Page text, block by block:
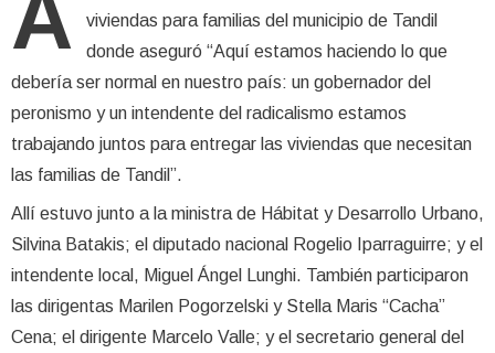
viviendas para familias del municipio de Tandil
donde aseguró “Aquí estamos haciendo lo que
debería ser normal en nuestro país: un gobernador del
peronismo y un intendente del radicalismo estamos
trabajando juntos para entregar las viviendas que necesitan
las familias de Tandil”.
Allí estuvo junto a la ministra de Hábitat y Desarrollo Urbano,
Silvina Batakis; el diputado nacional Rogelio Iparraguirre; y el
intendente local, Miguel Ángel Lunghi. También participaron
las dirigentas Marilen Pogorzelski y Stella Maris “Cacha”
Cena; el dirigente Marcelo Valle; y el secretario general del